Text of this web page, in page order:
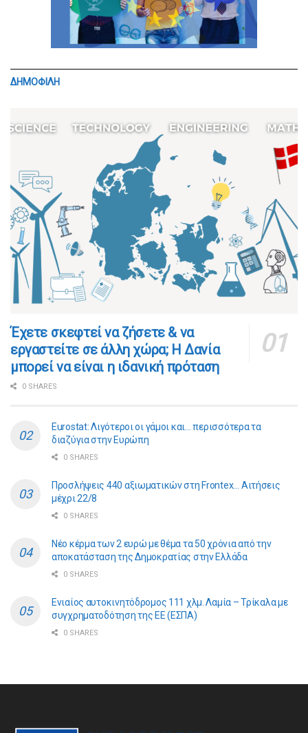
ΔΗΜΟΦΙΛΗ
​​Έχετε σκεφτεί να ζήσετε & να
εργαστείτε σε άλλη χώρα; Η Δανία
μπορεί να είναι η ιδανική πρόταση
0 SHARES
Eurostat: Λιγότεροι οι γάμοι και… περισσότερα τα
διαζύγια στην Ευρώπη
0 SHARES
Προσλήψεις 440 αξιωματικών στη Frontex… Αιτήσεις
μέχρι 22/8
0 SHARES
Νέο κέρμα των 2 ευρώ με θέμα τα 50 χρόνια από την
αποκατάσταση της Δημοκρατίας στην Ελλάδα
0 SHARES
Ενιαίος αυτοκινητόδρομος 111 χλμ. Λαμία – Τρίκαλα με
συγχρηματοδότηση της ΕE (ΕΣΠΑ)
0 SHARES